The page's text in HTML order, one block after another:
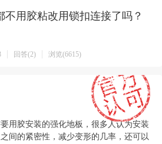
用胶粘改用锁扣连接了吗？
回答(2) 浏览(6615)
用胶安装的强化地板，很多人认为安装
间的紧密性，减少变形的几率，还可以